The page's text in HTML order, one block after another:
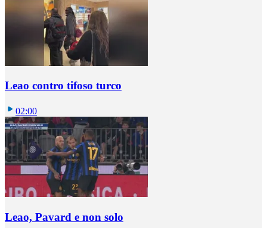
Leao contro tifoso turco
02:00
Leao, Pavard e non solo